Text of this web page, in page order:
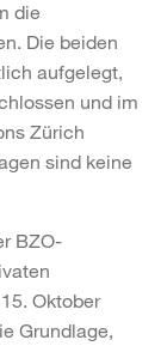
die
Die beiden
aufgelegt,
und im
Zürich
sind keine
BZO-
Oktober
Grundlage,